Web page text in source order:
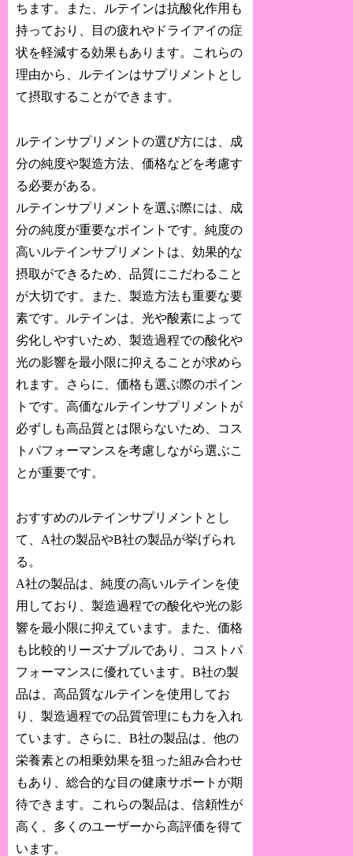
ちます。また、ルテインは抗酸化作用も
持っており、目の疲れやドライアイの症
状を軽減する効果もあります。これらの
理由から、ルテインはサプリメントとし
て摂取することができます。
ルテインサプリメントの選び方には、成
分の純度や製造方法、価格などを考慮す
る必要がある。
ルテインサプリメントを選ぶ際には、成
分の純度が重要なポイントです。純度の
高いルテインサプリメントは、効果的な
摂取ができるため、品質にこだわること
が大切です。また、製造方法も重要な要
素です。ルテインは、光や酸素によって
劣化しやすいため、製造過程での酸化や
光の影響を最小限に抑えることが求めら
れます。さらに、価格も選ぶ際のポイン
トです。高価なルテインサプリメントが
必ずしも高品質とは限らないため、コス
トパフォーマンスを考慮しながら選ぶこ
とが重要です。
おすすめのルテインサプリメントとし
て、A社の製品やB社の製品が挙げられ
る。
A社の製品は、純度の高いルテインを使
用しており、製造過程での酸化や光の影
響を最小限に抑えています。また、価格
も比較的リーズナブルであり、コストパ
フォーマンスに優れています。B社の製
品は、高品質なルテインを使用してお
り、製造過程での品質管理にも力を入れ
ています。さらに、B社の製品は、他の
栄養素との相乗効果を狙った組み合わせ
もあり、総合的な目の健康サポートが期
待できます。これらの製品は、信頼性が
高く、多くのユーザーから高評価を得て
います。